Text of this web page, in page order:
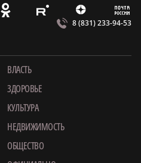
O E Z m
8 (831) 233-94-53
ВЛАСТЬ
ЗДОРОВЬЕ
КУЛЬТУРА
НЕДВИЖИМОСТЬ
ОБЩЕСТВО